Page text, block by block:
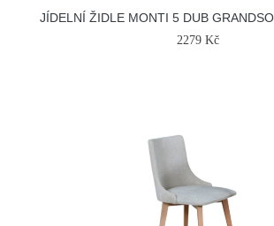
JÍDELNÍ ŽIDLE MONTI 5 DUB
2279 Kč